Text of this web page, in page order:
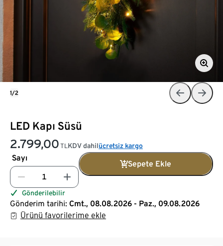
LED Kapı Süsü
2.799,00 TL KDV dahilücretsiz kargo
Sayı
Sepete Ekle
Gönderilebilir
Gönderim tarihi: Cmt., 08.08.2026 - Paz., 09.08.2026
Ürünü favorilerime ekle
1/2